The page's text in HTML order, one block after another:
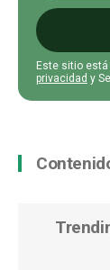
Este sitio está
privacidad y